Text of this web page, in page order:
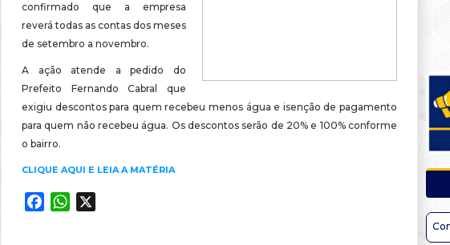
confirmado que a empresa
reverá todas as contas dos meses
de setembro a novembro.
A ação atende a pedido do
Prefeito Fernando Cabral que
exigiu descontos para quem recebeu menos água e isenção de pagamento
para quem não recebeu água. Os descontos serão de 20% e 100% conforme
o bairro.
CLIQUE AQUI E LEIA A MATÉRIA
FacebookWhatsApp